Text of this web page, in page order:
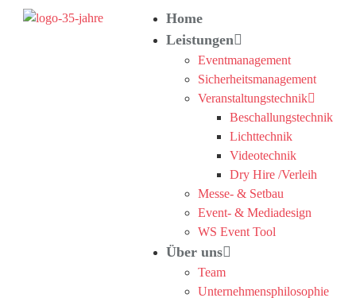
Home
Leistungen
Eventmanagement
Sicherheitsmanagement
Veranstaltungstechnik
Beschallungstechnik
Lichttechnik
Videotechnik
Dry Hire /Verleih
Messe- & Setbau
Event- & Mediadesign
WS Event Tool
Über uns
Team
Unternehmensphilosophie